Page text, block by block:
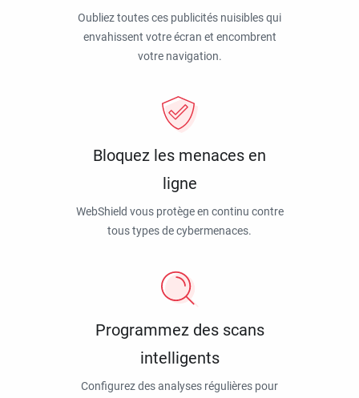
Oubliez toutes ces publicités nuisibles qui
envahissent votre écran et encombrent
votre navigation.
Bloquez les menaces en
ligne
WebShield vous protège en continu contre
tous types de cybermenaces.
Programmez des scans
intelligents
Configurez des analyses régulières pour